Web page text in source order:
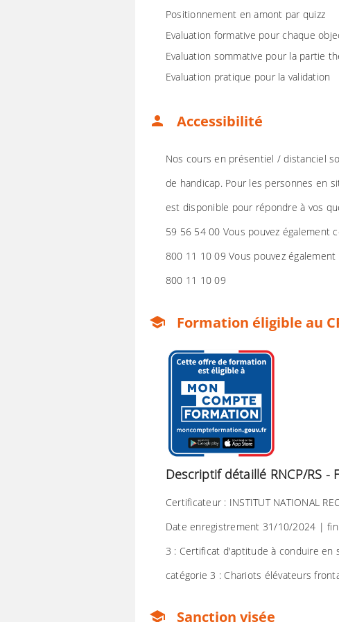
Positionnement en amont par quizz
Evaluation formative pour chaque
Evaluation sommative pour la partie
Evaluation pratique pour la validation
person Accessibilité
Nos cours en présentiel / distanciel
de handicap. Pour les personnes en
est disponible pour répondre à vos
59 56 54 00 Vous pouvez également
800 11 10 09 Vous pouvez
800 11 10 09
school Formation éligible au
Descriptif détaillé RNCP/RS -
Certificateur : INSTITUT NATIONAL
Date enregistrement 31/10/2024 |
3 : Certificat d'aptitude à conduire en
catégorie 3 : Chariots élévateurs
school Sanction visée